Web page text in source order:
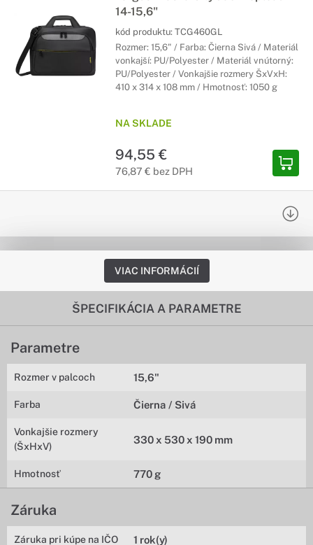
14-15,6"
kód produktu: TCG460GL
Rozmer: 15,6" / Farba: Čierna Sivá / Materiál
vonkajší: PU/Polyester / Materiál vnútorný:
PU/Polyester / Vonkajšie rozmery ŠxVxH:
410 x 314 x 108 mm / Hmotnosť: 1050 g
NA SKLADE
94,55 €
76,87 € bez DPH
VIAC INFORMÁCIÍ
ŠPECIFIKÁCIA A PARAMETRE
Parametre
Rozmer v palcoch 15,6"
Farba Čierna / Sivá
Vonkajšie rozmery
(ŠxHxV)
330 x 530 x 190 mm
Hmotnosť 770 g
Záruka
Záruka pri kúpe na IČO 1 rok(y)